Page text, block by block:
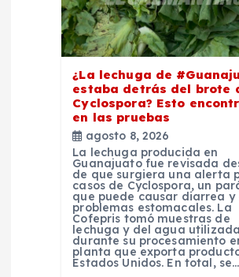
¿La lechuga de
estaba detrás del brote
Cyclospora? Esto
en las pruebas
agosto 8, 2026
La lechuga producida en
Guanajuato fue revisada
de que surgiera una alerta
casos de Cyclospora, un
que puede causar diarrea y
problemas estomacales. La
Cofepris tomó muestras de
lechuga y del agua utilizada
durante su procesamiento
planta que exporta
Estados Unidos. En total, se…